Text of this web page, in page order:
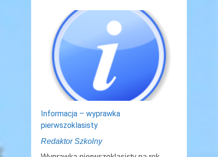
Informacja – wyprawka
pierwszoklasisty
Redaktor Szkolny